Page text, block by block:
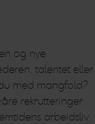
og nye
talentet eller
med mangfold?
rekrutteringer.
arbeidsliv,